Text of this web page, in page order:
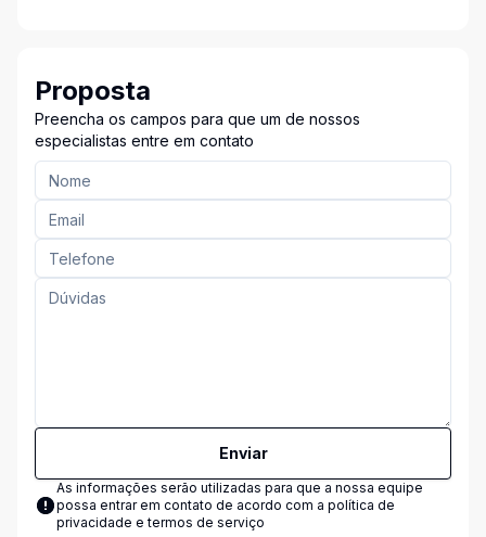
Proposta
Preencha os campos para que um de nossos
especialistas entre em contato
Enviar
As informações serão utilizadas para que a nossa equipe
possa entrar em contato de acordo com a política de
privacidade e termos de serviço